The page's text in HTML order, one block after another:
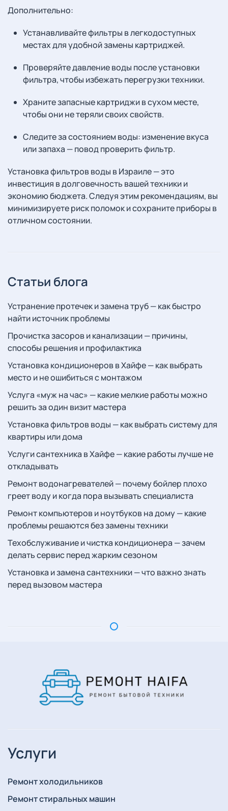
Дополнительно:
Устанавливайте фильтры в легкодоступных
местах для удобной замены картриджей.
Проверяйте давление воды после установки
фильтра, чтобы избежать перегрузки техники.
Храните запасные картриджи в сухом месте,
чтобы они не теряли своих свойств.
Следите за состоянием воды: изменение вкуса
или запаха — повод проверить фильтр.
Установка фильтров воды в Израиле — это
инвестиция в долговечность вашей техники и
экономию бюджета. Следуя этим рекомендациям, вы
минимизируете риск поломок и сохраните приборы в
отличном состоянии.
Статьи блога
Устранение протечек и замена труб — как быстро
найти источник проблемы
Прочистка засоров и канализации — причины,
способы решения и профилактика
Установка кондиционеров в Хайфе — как выбрать
место и не ошибиться с монтажом
Услуга «муж на час» — какие мелкие работы можно
решить за один визит мастера
Установка фильтров воды — как выбрать систему для
квартиры или дома
Услуги сантехника в Хайфе — какие работы лучше не
откладывать
Ремонт водонагревателей — почему бойлер плохо
греет воду и когда пора вызывать специалиста
Ремонт компьютеров и ноутбуков на дому — какие
проблемы решаются без замены техники
Техобслуживание и чистка кондиционера — зачем
делать сервис перед жарким сезоном
Установка и замена сантехники — что важно знать
перед вызовом мастера
Услуги
Ремонт холодильников
Ремонт стиральных машин